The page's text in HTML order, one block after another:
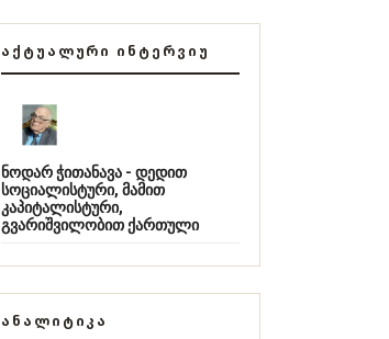
ᲐᲥᲢᲣᲐᲚᲣᲠᲘ ᲘᲜᲢᲔᲠᲕᲘᲣ
ნოდარ ჭითანავა - დედით
სოციალისტური, მამით
კაპიტალისტური,
გვარიშვილობით ქართული
ᲐᲜᲐᲚᲘᲢᲘᲙᲐ